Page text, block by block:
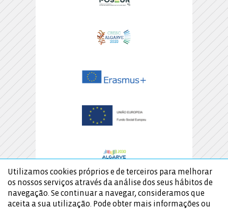
Utilizamos cookies próprios e de terceiros para melhorar
os nossos serviços através da análise dos seus hábitos de
navegação. Se continuar a navegar, consideramos que
aceita a sua utilização. Pode obter mais informações ou